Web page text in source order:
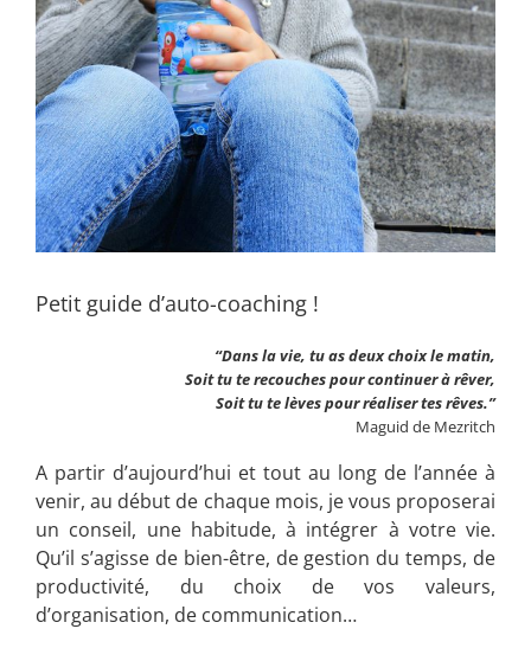
Petit guide d’auto-coaching !
“Dans la vie, tu as deux choix le matin,
Soit tu te recouches pour continuer à rêver,
Soit tu te lèves pour réaliser tes rêves.”
Maguid de Mezritch
A partir d’aujourd’hui et tout au long de l’année à
venir, au début de chaque mois, je vous proposerai
un conseil, une habitude, à intégrer à votre vie.
Qu’il s’agisse de bien-être, de gestion du temps, de
productivité, du choix de vos valeurs,
d’organisation, de communication…